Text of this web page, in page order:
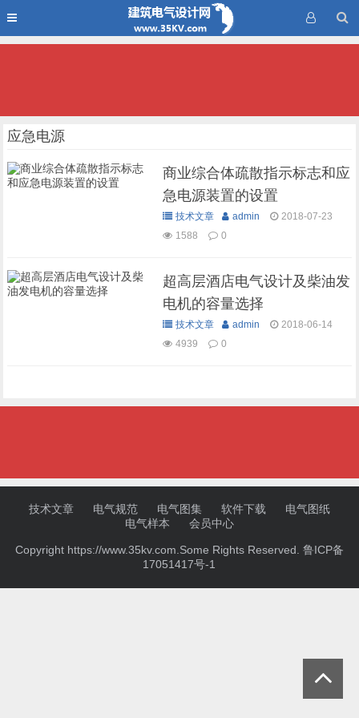
应急电源
商业综合体疏散指示标志和应
急电源装置的设置
技术文章 admin
2018-07-23
1588
0
超高层酒店电气设计及柴油发
电机的容量选择
技术文章 admin
2018-06-14
4939
0
技术文章 电气规范 电气图集 软件下载
电气图纸
电气样本
会员中心
Copyright https://www.35kv.com.Some Rights Reserved. 鲁ICP备
17051417号-1